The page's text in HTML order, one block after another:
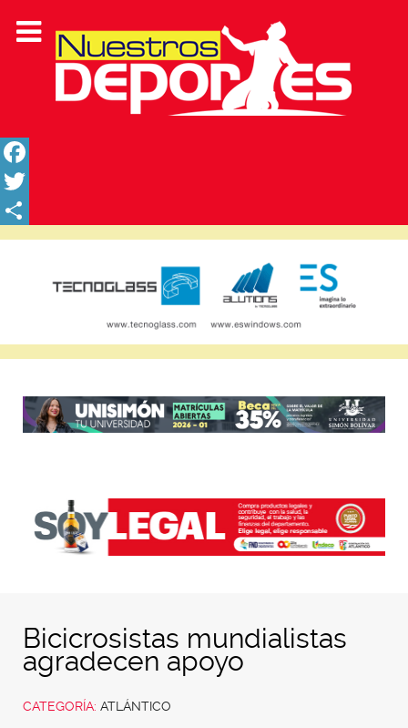
Facebook
Twitter
Share
Bicicrosistas mundialistas
agradecen apoyo
CATEGORÍA: ATLÁNTICO